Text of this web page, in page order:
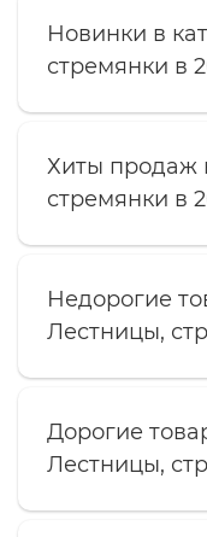
Новинки в
стремянки в
Хиты продаж
стремянки в
Недорогие
Лестницы,
Дорогие
Лестницы,